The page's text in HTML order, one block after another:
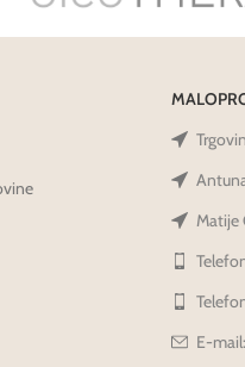
Matije
E-